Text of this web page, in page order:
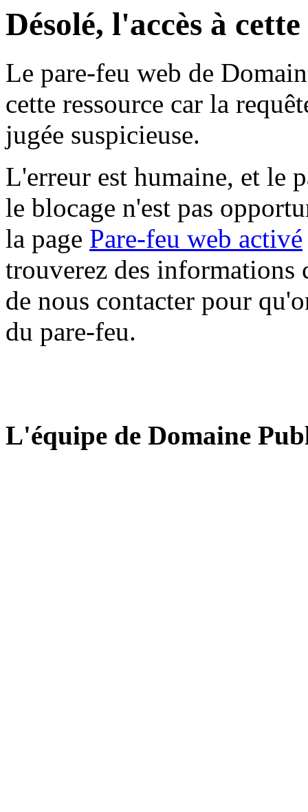
Désolé, l'accès à
Le pare-feu web de
cette ressource car la
jugée suspicieuse.
L'erreur est humaine, et le
le blocage n'est pas
la page Pare-feu web activé
trouverez des informations
de nous contacter pour
du pare-feu.
L'équipe de Domaine